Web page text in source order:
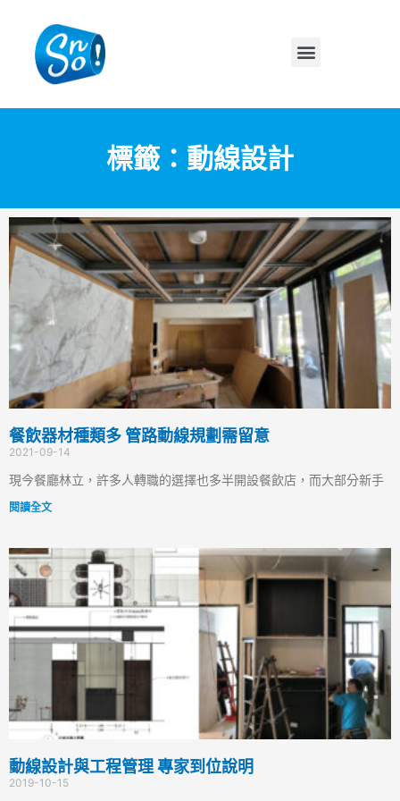
標籤：動線設計
餐飲器材種類多 管路動線規劃需留意
2021-09-14
現今餐廳林立，許多人轉職的選擇也多半開設餐飲店，而大部分新手
閱讀全文
動線設計與工程管理 專家到位說明
2019-10-15